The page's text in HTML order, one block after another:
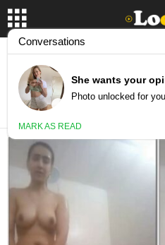
از دوش گرفتن خودش